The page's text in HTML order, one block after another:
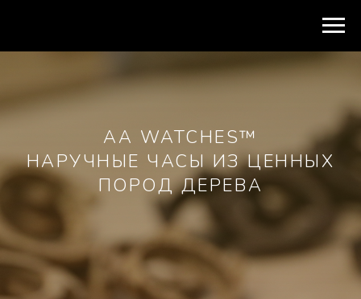
AA WATCHES™
НАРУЧНЫЕ ЧАСЫ ИЗ ЦЕННЫХ
ПОРОД ДЕРЕВА